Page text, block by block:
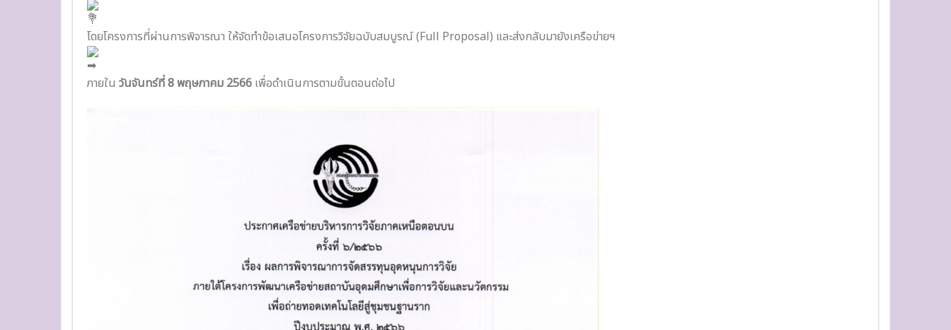
โดยโครงการที่ผ่านการพิจารณา ให้จัดทำข้อเสนอโครงการวิจัยฉบับสมบูรณ์ (Full Proposal) และส่งกลับมายังเครือข่ายฯ
ภายใน วันจันทร์ที่ 8 พฤษภาคม 2566 เพื่อดำเนินการตามขั้นตอนต่อไป